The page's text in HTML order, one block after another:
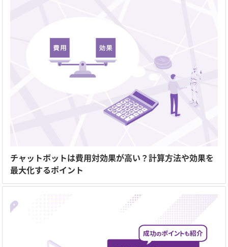
チャットボットは費用対効果が高い？計算方法や効果を
最大化するポイント